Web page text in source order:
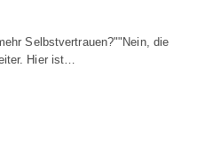
Selbstvertrauen?""Nein, die
Hier ist…